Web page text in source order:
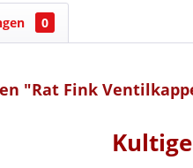
0
"Rat Fink